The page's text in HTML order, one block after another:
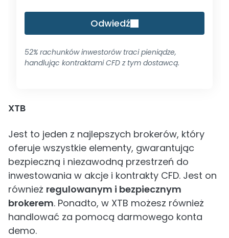
Odwiedź
52% rachunków inwestorów traci pieniądze,
handlując kontraktami CFD z tym dostawcą.
XTB
Jest to jeden z najlepszych brokerów, który
oferuje wszystkie elementy, gwarantując
bezpieczną i niezawodną przestrzeń do
inwestowania w akcje i kontrakty CFD. Jest on
również regulowanym i bezpiecznym
brokerem. Ponadto, w XTB możesz również
handlować za pomocą darmowego konta
demo.